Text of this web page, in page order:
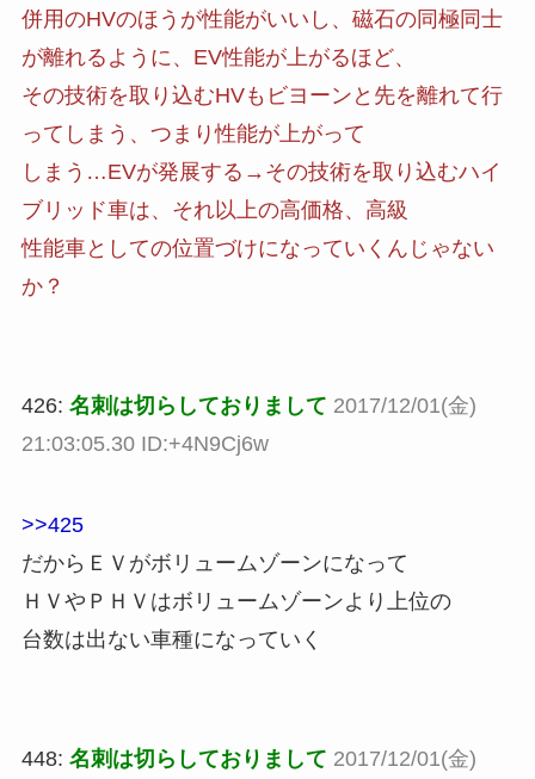
併用のHVのほうが性能がいいし、磁石の同極同士
が離れるように、EV性能が上がるほど、
その技術を取り込むHVもビヨーンと先を離れて行
ってしまう、つまり性能が上がって
しまう…EVが発展する→その技術を取り込むハイ
ブリッド車は、それ以上の高価格、高級
性能車としての位置づけになっていくんじゃない
か？
426: 名刺は切らしておりまして 2017/12/01(金)
21:03:05.30 ID:+4N9Cj6w
>>425
だからＥＶがボリュームゾーンになって
ＨＶやＰＨＶはボリュームゾーンより上位の
台数は出ない車種になっていく
448: 名刺は切らしておりまして 2017/12/01(金)